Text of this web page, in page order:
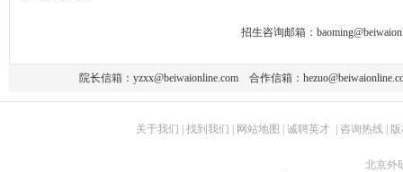
招生咨询邮箱：
院长信箱： yzxx@beiwaionline.com 合作信箱：
关于我们 找到我们 网站地图 诚聘英才| 咨询热线|
北京外